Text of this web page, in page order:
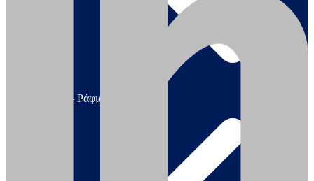
Σκάλες – Ράφια